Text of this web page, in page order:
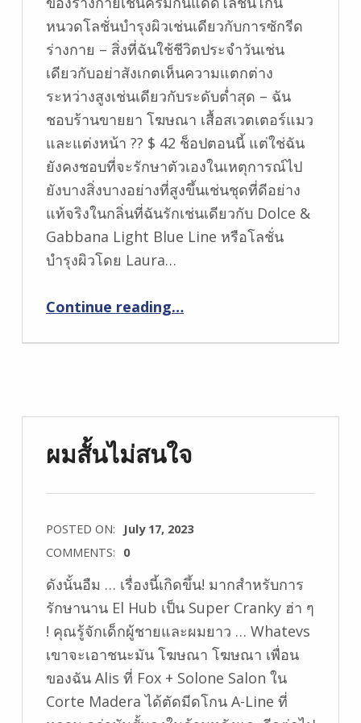
หนวดโลชั่นบำรุงผิวเช่นเดียวกับการซักรีด
ร่างกาย – สิ่งที่ฉันใช้ชีวิตประจำวันเช่น
เดียวกับอย่าสังเกตเห็นความแตกต่าง
ระหว่างสูงเช่นเดียวกับระดับต่ำสุด – ฉัน
ชอบร้านขายยา โฆษณา เสื้อสเวตเตอร์แมว
และแต่งหน้า ?? $ 42 ช็อปตอนนี้ แต่ใช่ฉัน
ยังคงชอบที่จะรักษาตัวเองในเหตุการณ์ไป
ยังบางสิ่งบางอย่างที่สูงขึ้นเช่นชุดที่ดีอย่าง
แท้จริงในกลิ่นที่ฉันรักเช่นเดียวกับ Dolce &
Gabbana Light Blue Line หรือโลชั่น
บำรุงผิวโดย Laura…
Continue reading“ผลิตภัณฑ์เสริมความงามอะไรที่คุณชอบเล่นหรือรักษาตัวเองด้วย?”
…
ผมสั้นไม่สนใจ
POSTED ON:
July 17, 2023
COMMENTS: 0
ดังนั้นอืม … เรื่องนี้เกิดขึ้น! มากสำหรับการ
รักษานาน El Hub เป็น Super Cranky ฮ่า ๆ
! คุณรู้จักเด็กผู้ชายและผมยาว … Whatevs
เขาจะเอาชนะมัน โฆษณา โฆษณา เพื่อน
ของฉัน Alis ที่ Fox + Solone Salon ใน
Corte Madera ได้ตัดมีดโกน A-Line ที่